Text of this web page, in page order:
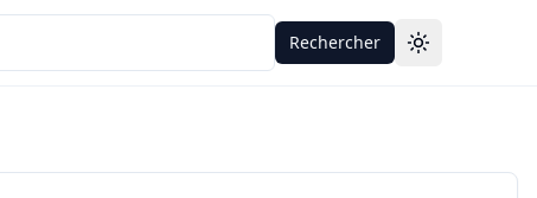
Rechercher Toggle theme